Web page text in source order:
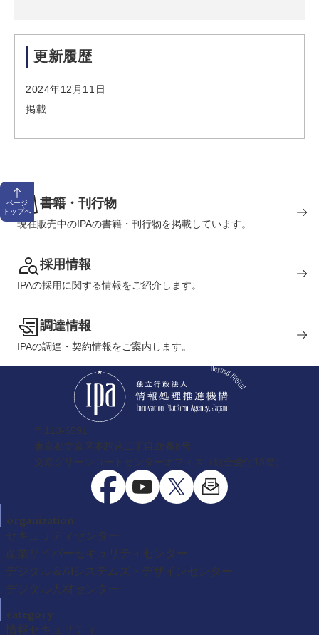
更新履歴
2024年12月11日
掲載
ページ
トップへ
書籍・刊行物
現在販売中のIPAの書籍・刊行物を掲載しています。
採用情報
IPAの採用に関する情報をご紹介します。
調達情報
IPAの調達・契約情報をご案内します。
〒113-6591
東京都文京区本駒込二丁目28番8号
文京グリーンコートセンターオフィス（総合受付13階）
organization
セキュリティセンター
産業サイバーセキュリティセンター
デジタル＆AIシステムズ・デザインセンター
デジタル人材センター
category
情報セキュリティ